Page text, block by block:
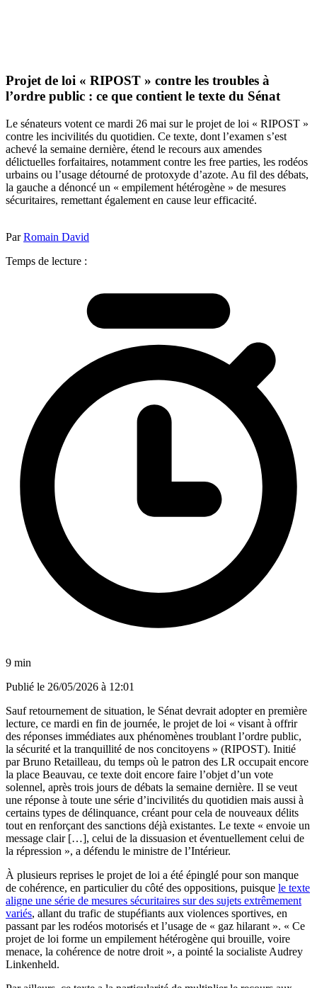
Projet de loi « RIPOST » contre les troubles à
l’ordre public : ce que contient le texte du Sénat
Le sénateurs votent ce mardi 26 mai sur le projet de loi « RIPOST »
contre les incivilités du quotidien. Ce texte, dont l’examen s’est
achevé la semaine dernière, étend le recours aux amendes
délictuelles forfaitaires, notamment contre les free parties, les rodéos
urbains ou l’usage détourné de protoxyde d’azote. Au fil des débats,
la gauche a dénoncé un « empilement hétérogène » de mesures
sécuritaires, remettant également en cause leur efficacité.
ParRomain David
Temps de lecture :
9 min
Publié le 26/05/2026 à 12:01
Sauf retournement de situation, le Sénat devrait adopter en première
lecture, ce mardi en fin de journée, le projet de loi « visant à offrir
des réponses immédiates aux phénomènes troublant l’ordre public,
la sécurité et la tranquillité de nos concitoyens » (RIPOST). Initié
par Bruno Retailleau, du temps où le patron des LR occupait encore
la place Beauvau, ce texte doit encore faire l’objet d’un vote
solennel, après trois jours de débats la semaine dernière. Il se veut
une réponse à toute une série d’incivilités du quotidien mais aussi à
certains types de délinquance, créant pour cela de nouveaux délits
tout en renforçant des sanctions déjà existantes. Le texte « envoie un
message clair […], celui de la dissuasion et éventuellement celui de
la répression », a défendu le ministre de l’Intérieur.
À plusieurs reprises le projet de loi a été épinglé pour son manque
de cohérence, en particulier du côté des oppositions, puisque le texte
aligne une série de mesures sécuritaires sur des sujets extrêmement
variés, allant du trafic de stupéfiants aux violences sportives, en
passant par les rodéos motorisés et l’usage de « gaz hilarant ». « Ce
projet de loi forme un empilement hétérogène qui brouille, voire
menace, la cohérence de notre droit », a pointé la socialiste Audrey
Linkenheld.